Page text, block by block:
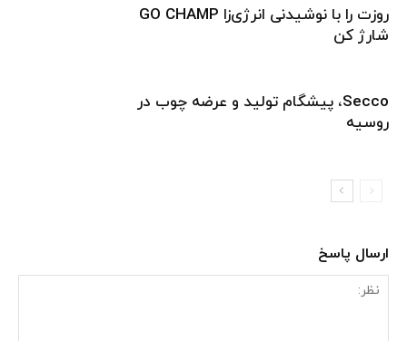
روزت را با نوشیدنی انرژی‌زا GO CHAMP
شارژ کن
Secco، پیشگام تولید و عرضه چوب در
روسیه
ارسال پاسخ